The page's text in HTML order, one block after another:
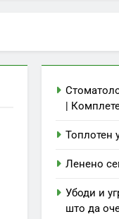
|
Топлотен
Ленено
Убоди и
што да